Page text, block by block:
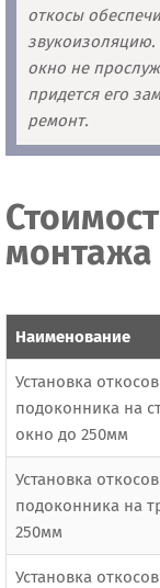
откосы
окно не
придется его
ремонт.
монтажа
Наименование
Установка
подоконника на
окно до 250мм
Установка
подоконника на
250мм
Установка